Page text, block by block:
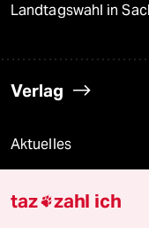
Landtagswahl in
Verlag
Aktuelles
taz zahl ich